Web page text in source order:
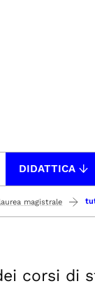
DIDATTICA
magistrale
corsi di